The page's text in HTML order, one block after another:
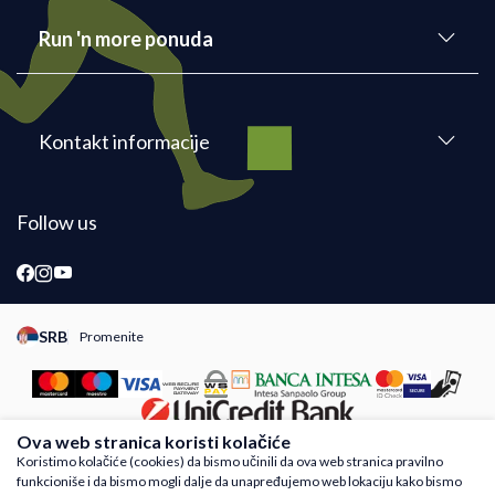
Run 'n more ponuda
Kontakt informacije
Follow us
SRB Promenite
Promeni instancu sajta, posetite sajtove za druge zemlje
Nastojimo da budemo što precizniji u opisu proizvoda, prikazu slika i samih cena,
Ova web stranica koristi kolačiće
Koristimo kolačiće (cookies) da bismo učinili da ova web stranica pravilno
funkcioniše i da bismo mogli dalje da unapređujemo web lokaciju kako bismo